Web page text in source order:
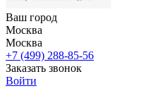
Ваш город
Москва
Москва
+7 (499) 288-85-56
Заказать звонок
Войти